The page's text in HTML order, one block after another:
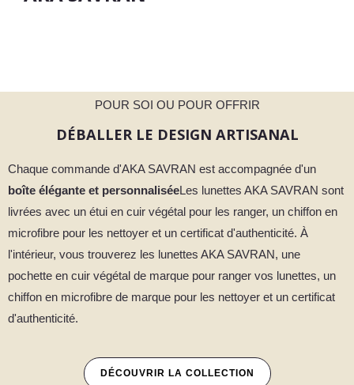
POUR SOI OU POUR OFFRIR
DÉBALLER LE DESIGN ARTISANAL
Chaque commande d'AKA SAVRAN est accompagnée d'un
boîte élégante et personnaliséeLes lunettes AKA SAVRAN sont
livrées avec un étui en cuir végétal pour les ranger, un chiffon en
microfibre pour les nettoyer et un certificat d'authenticité. À
l'intérieur, vous trouverez les lunettes AKA SAVRAN, une
pochette en cuir végétal de marque pour ranger vos lunettes, un
chiffon en microfibre de marque pour les nettoyer et un certificat
d'authenticité.
DÉCOUVRIR LA COLLECTION